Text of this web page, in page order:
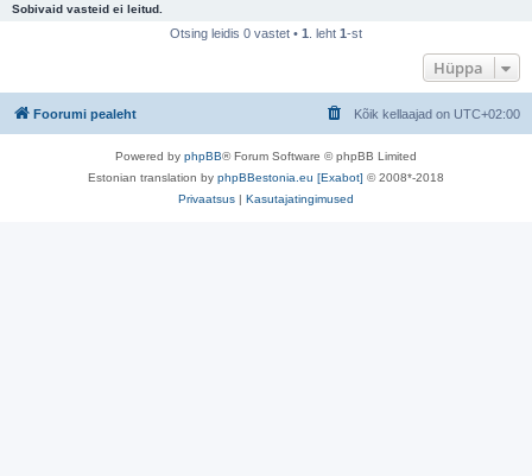
Sobivaid vasteid ei leitud.
Otsing leidis 0 vastet • 1 . leht 1-st
Hüppa
Foorumi pealeht Kõik kellaajad on UTC+02:00
Powered by phpBB® Forum Software © phpBB Limited
Estonian translation by phpBBestonia.eu [Exabot] © 2008*-2018
Privaatsus | Kasutajatingimused